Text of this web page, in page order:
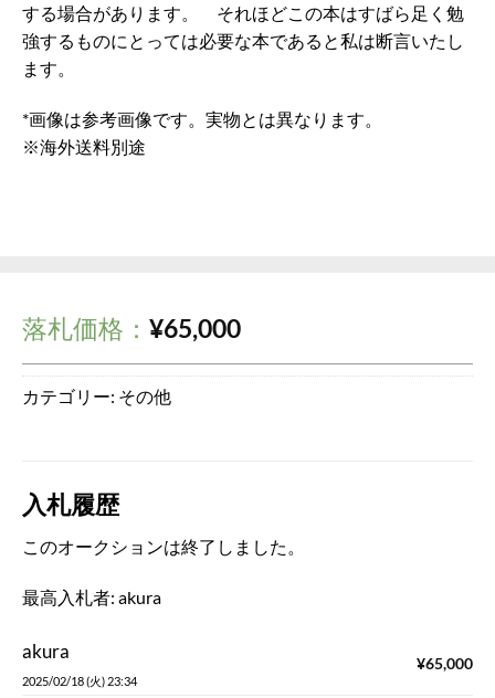
する場合があります。 それほどこの本はすばら足く勉
強するものにとっては必要な本であると私は断言いたし
ます。
*画像は参考画像です。実物とは異なります。
※海外送料別途
落札価格： ¥65,000
カテゴリー: その他
入札履歴
このオークションは終了しました。
最高入札者: akura
akura
2025/02/18 (火) 23:34
¥65,000